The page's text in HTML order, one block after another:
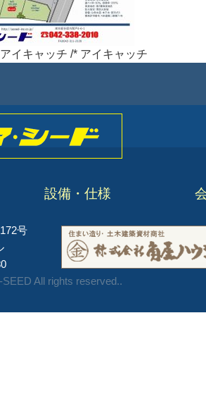
イキャッチ /* アイキャッチ
設備・仕様
号
All rights reserved..